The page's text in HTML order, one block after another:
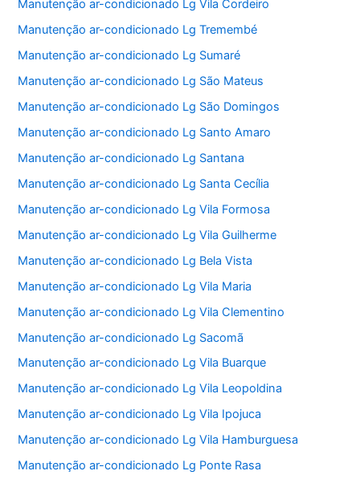
Manutenção ar-condicionado Lg Vila Cordeiro
Manutenção ar-condicionado Lg Tremembé
Manutenção ar-condicionado Lg Sumaré
Manutenção ar-condicionado Lg São Mateus
Manutenção ar-condicionado Lg São Domingos
Manutenção ar-condicionado Lg Santo Amaro
Manutenção ar-condicionado Lg Santana
Manutenção ar-condicionado Lg Santa Cecília
Manutenção ar-condicionado Lg Vila Formosa
Manutenção ar-condicionado Lg Vila Guilherme
Manutenção ar-condicionado Lg Bela Vista
Manutenção ar-condicionado Lg Vila Maria
Manutenção ar-condicionado Lg Vila Clementino
Manutenção ar-condicionado Lg Sacomã
Manutenção ar-condicionado Lg Vila Buarque
Manutenção ar-condicionado Lg Vila Leopoldina
Manutenção ar-condicionado Lg Vila Ipojuca
Manutenção ar-condicionado Lg Vila Hamburguesa
Manutenção ar-condicionado Lg Ponte Rasa